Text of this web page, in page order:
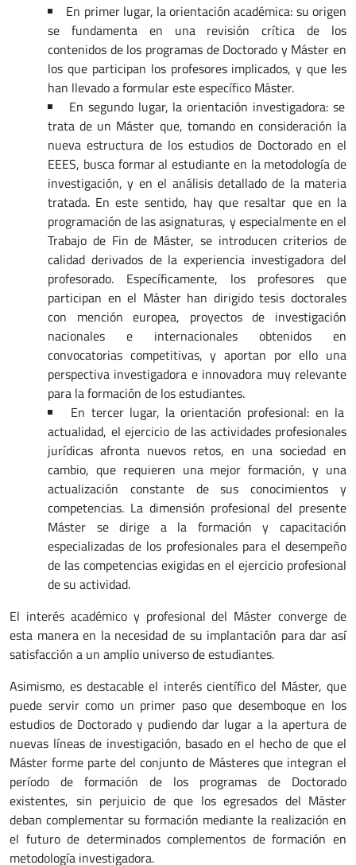
En primer lugar, la orientación académica: su origen
se fundamenta en una revisión crítica de los
contenidos de los programas de Doctorado y Máster en
los que participan los profesores implicados, y que les
han llevado a formular este específico Máster.
En segundo lugar, la orientación investigadora: se
trata de un Máster que, tomando en consideración la
nueva estructura de los estudios de Doctorado en el
EEES, busca formar al estudiante en la metodología de
investigación, y en el análisis detallado de la materia
tratada. En este sentido, hay que resaltar que en la
programación de las asignaturas, y especialmente en el
Trabajo de Fin de Máster, se introducen criterios de
calidad derivados de la experiencia investigadora del
profesorado. Específicamente, los profesores que
participan en el Máster han dirigido tesis doctorales
con mención europea, proyectos de investigación
nacionales e internacionales obtenidos en
convocatorias competitivas, y aportan por ello una
perspectiva investigadora e innovadora muy relevante
para la formación de los estudiantes.
En tercer lugar, la orientación profesional: en la
actualidad, el ejercicio de las actividades profesionales
jurídicas afronta nuevos retos, en una sociedad en
cambio, que requieren una mejor formación, y una
actualización constante de sus conocimientos y
competencias. La dimensión profesional del presente
Máster se dirige a la formación y capacitación
especializadas de los profesionales para el desempeño
de las competencias exigidas en el ejercicio profesional
de su actividad.
El interés académico y profesional del Máster converge de
esta manera en la necesidad de su implantación para dar así
satisfacción a un amplio universo de estudiantes.
Asimismo, es destacable el interés científico del Máster, que
puede servir como un primer paso que desemboque en los
estudios de Doctorado y pudiendo dar lugar a la apertura de
nuevas líneas de investigación, basado en el hecho de que el
Máster forme parte del conjunto de Másteres que integran el
período de formación de los programas de Doctorado
existentes, sin perjuicio de que los egresados del Máster
deban complementar su formación mediante la realización en
el futuro de determinados complementos de formación en
metodología investigadora.